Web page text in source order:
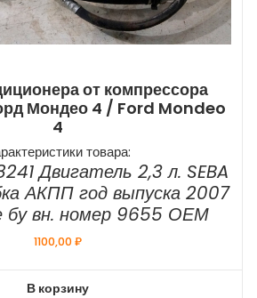
от компрессора
Мондео 4 / Ford Mondeo
4
товара:
Двигатель 2,3 л. SEBA
АКПП год выпуска 2007
бу вн. номер 9655 ОЕМ
1100,00₽
В корзину